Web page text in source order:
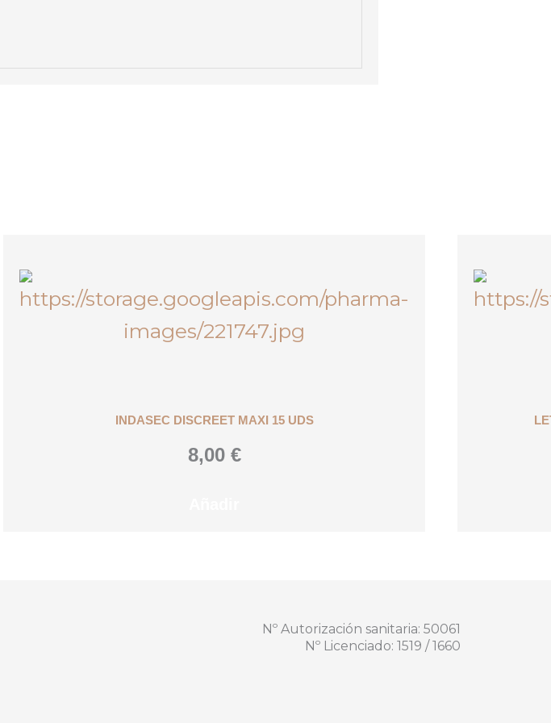
INDASEC DISCREET MAXI 15 UDS
8,00 €
Nº Autorización sanitaria: 50061
Nº Licenciado: 1519 / 1660